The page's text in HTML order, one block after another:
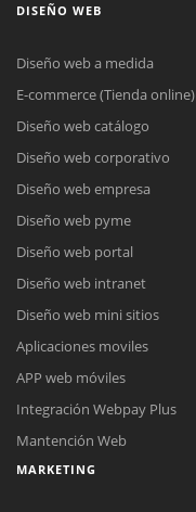
DISEÑO WEB
Diseño web a medida
E-commerce (Tienda online)
Diseño web catálogo
Diseño web corporativo
Diseño web empresa
Diseño web pyme
Diseño web portal
Diseño web intranet
Diseño web mini sitios
Aplicaciones moviles
APP web móviles
Integración Webpay Plus
Mantención Web
MARKETING